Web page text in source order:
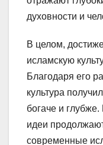
духовности и
В целом,
исламскую
Благодаря его
культура
богаче и
идеи
современные